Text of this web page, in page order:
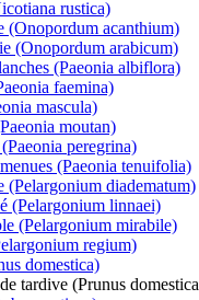
rustica)
(Onopordum acanthium)
(Onopordum arabicum)
(Paeonia albiflora)
faemina)
mascula)
moutan)
peregrina)
(Paeonia tenuifolia)
(Pelargonium diadematum)
(Pelargonium linnaei)
(Pelargonium mirabile)
regium)
domestica)
tardive (Prunus